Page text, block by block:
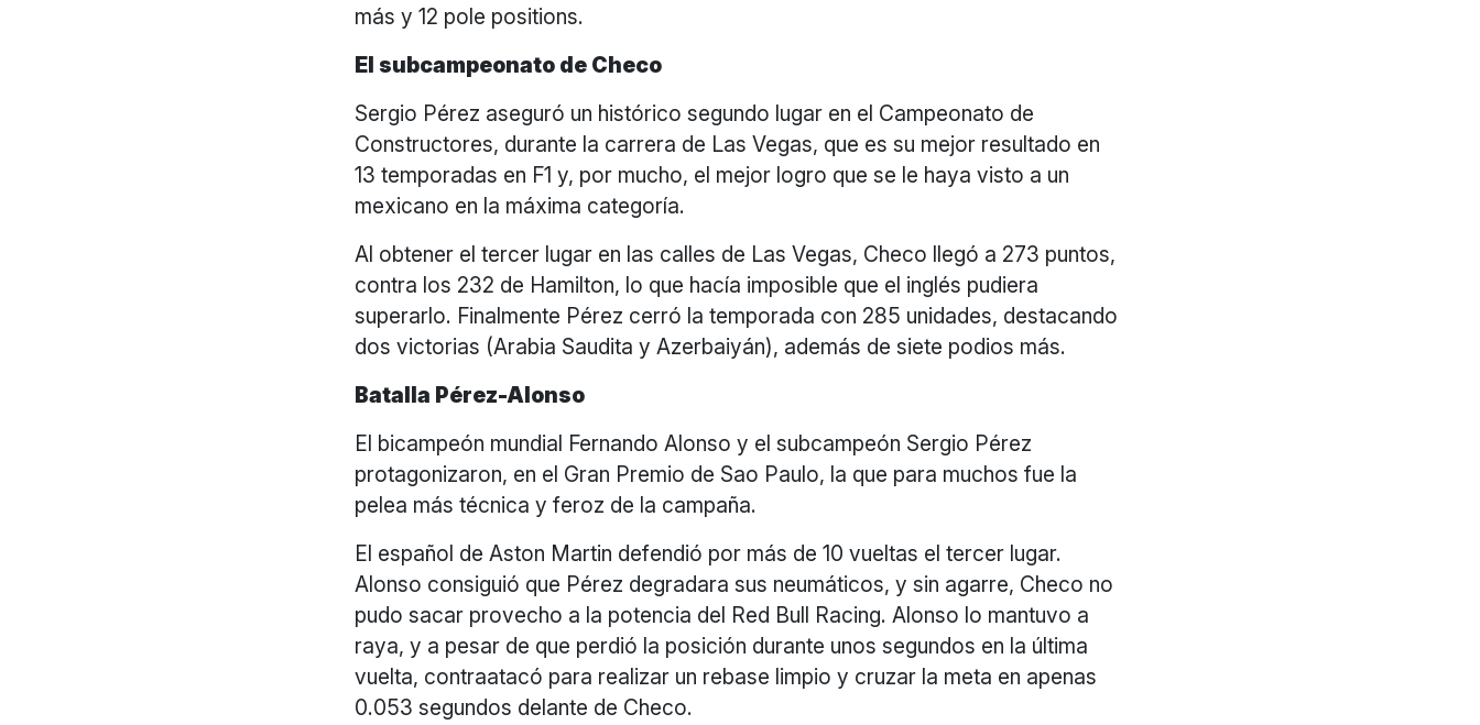
más y 12 pole positions.
El subcampeonato de Checo
Sergio Pérez aseguró un histórico segundo lugar en el Campeonato de
Constructores, durante la carrera de Las Vegas, que es su mejor resultado en
13 temporadas en F1 y, por mucho, el mejor logro que se le haya visto a un
mexicano en la máxima categoría.
Al obtener el tercer lugar en las calles de Las Vegas, Checo llegó a 273 puntos,
contra los 232 de Hamilton, lo que hacía imposible que el inglés pudiera
superarlo. Finalmente Pérez cerró la temporada con 285 unidades, destacando
dos victorias (Arabia Saudita y Azerbaiyán), además de siete podios más.
Batalla Pérez-Alonso
El bicampeón mundial Fernando Alonso y el subcampeón Sergio Pérez
protagonizaron, en el Gran Premio de Sao Paulo, la que para muchos fue la
pelea más técnica y feroz de la campaña.
El español de Aston Martin defendió por más de 10 vueltas el tercer lugar.
Alonso consiguió que Pérez degradara sus neumáticos, y sin agarre, Checo no
pudo sacar provecho a la potencia del Red Bull Racing. Alonso lo mantuvo a
raya, y a pesar de que perdió la posición durante unos segundos en la última
vuelta, contraatacó para realizar un rebase limpio y cruzar la meta en apenas
0.053 segundos delante de Checo.